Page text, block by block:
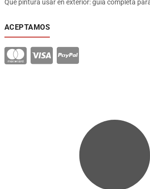
Qué pintura usar en exterior: guía completa
ACEPTAMOS